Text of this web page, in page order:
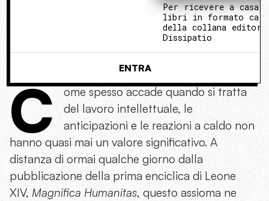
Per ricevere a casa i
libri in formato
della collana
Dissipatio
ENTRA
C
ome spesso accade quando si tratta
del lavoro intellettuale, le
anticipazioni e le reazioni a caldo non
hanno quasi mai un valore significativo. A
distanza di ormai qualche giorno dalla
pubblicazione della prima enciclica di Leone
XIV, Magnifica Humanitas, questo assioma ne